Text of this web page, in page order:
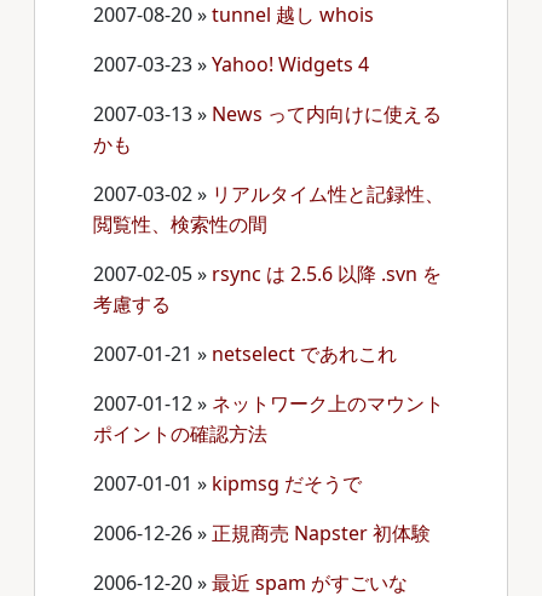
2007-08-20»tunnel 越し whois
2007-03-23»Yahoo! Widgets 4
2007-03-13» News って内向けに使える
かも
2007-03-02» リアルタイム性と記録性、
閲覧性、検索性の間
2007-02-05» rsync は 2.5.6 以降 .svn を
考慮する
2007-01-21 » netselect であれこれ
2007-01-12» ネットワーク上のマウント
ポイントの確認方法
2007-01-01 » kipmsg だそうで
2006-12-26» 正規商売 Napster 初体験
2006-12-20»最近 spam がすごいな